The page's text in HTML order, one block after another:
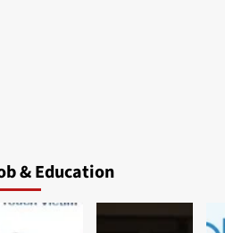
& Education